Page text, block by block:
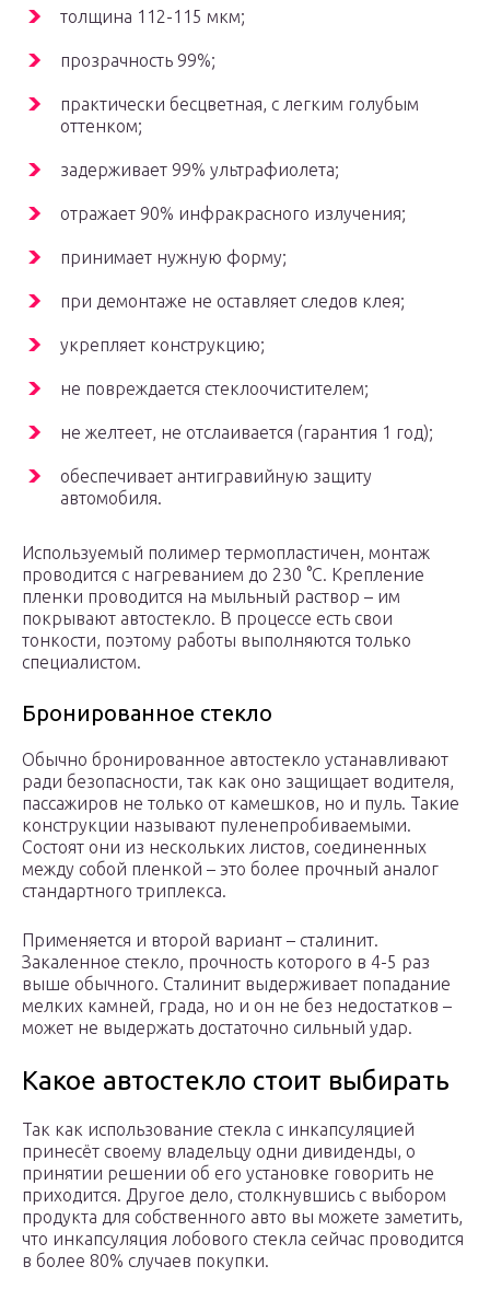
толщина 112-115 мкм;
прозрачность 99%;
практически бесцветная, с легким голубым
оттенком;
задерживает 99% ультрафиолета;
отражает 90% инфракрасного излучения;
принимает нужную форму;
при демонтаже не оставляет следов клея;
укрепляет конструкцию;
не повреждается стеклоочистителем;
не желтеет, не отслаивается (гарантия 1 год);
обеспечивает антигравийную защиту
автомобиля.
Используемый полимер термопластичен, монтаж
проводится с нагреванием до 230 °С. Крепление
пленки проводится на мыльный раствор – им
покрывают автостекло. В процессе есть свои
тонкости, поэтому работы выполняются только
специалистом.
Бронированное стекло
Обычно бронированное автостекло устанавливают
ради безопасности, так как оно защищает водителя,
пассажиров не только от камешков, но и пуль. Такие
конструкции называют пуленепробиваемыми.
Состоят они из нескольких листов, соединенных
между собой пленкой – это более прочный аналог
стандартного триплекса.
Применяется и второй вариант – сталинит.
Закаленное стекло, прочность которого в 4-5 раз
выше обычного. Сталинит выдерживает попадание
мелких камней, града, но и он не без недостатков –
может не выдержать достаточно сильный удар.
Какое автостекло стоит выбирать
Так как использование стекла с инкапсуляцией
принесёт своему владельцу одни дивиденды, о
принятии решении об его установке говорить не
приходится. Другое дело, столкнувшись с выбором
продукта для собственного авто вы можете заметить,
что инкапсуляция лобового стекла сейчас проводится
в более 80% случаев покупки.